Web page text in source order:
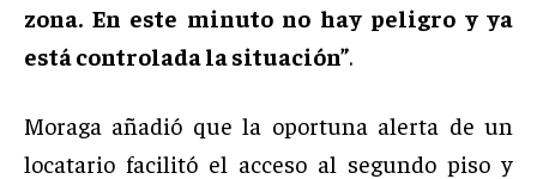
zona. En este minuto no hay peligro y ya
está controlada la situación”.
Moraga añadió que la oportuna alerta de un
locatario facilitó el acceso al segundo piso y